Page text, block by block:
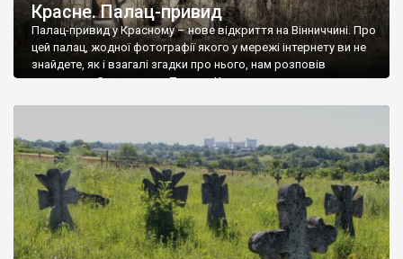
Красне. Палац-привид
Палац-привид у Красному – нове відкриття на Вінниччині. Про
цей палац, жодної фотографії якого у мережі інтернету ви не
знайдете, як і взагалі згадки про нього, нам розповів
мешканець Самгородка. Палац у Красному вразив не лише